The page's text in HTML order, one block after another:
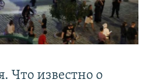
Что известно о